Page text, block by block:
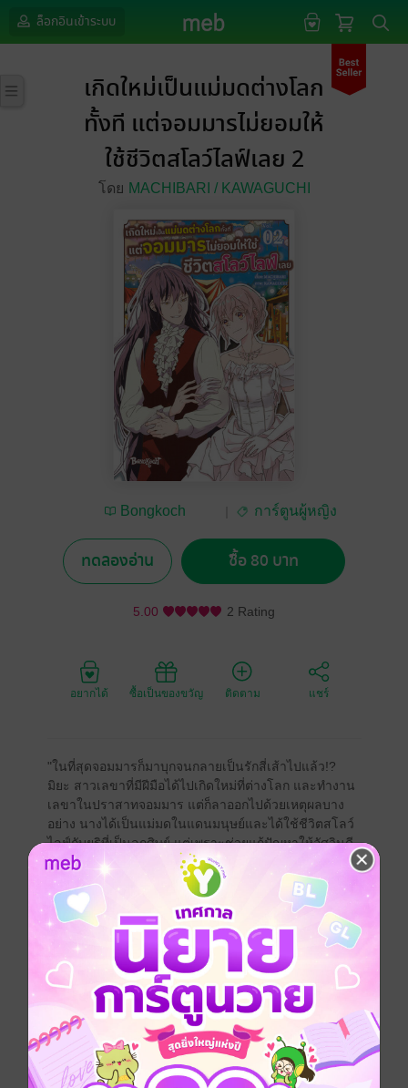
ล็อกอินเข้าระบบ
เกิดใหม่เป็นแม่มดต่างโลก
ทั้งที แต่จอมมารไม่ยอมให้
ใช้ชีวิตสโลว์ไลฟ์เลย 2
โดย MACHIBARI / KAWAGUCHI
Bongkoch
การ์ตูนผู้หญิง
ทดลองอ่าน ซื้อ 80 บาท
5.00 2 Rating
อยากได้ ซื้อเป็นของขวัญ ติดตาม แชร์
"ในที่สุดจอมมารก็มาบุกจนกลายเป็นรักสี่เส้าไปแล้ว!?
มิยะ สาวเลขาที่มีฝีมือได้ไปเกิดใหม่ที่ต่างโลก และทำงาน
เลขาในปราสาทจอมมาร แต่ก็ลาออกไปด้วยเหตุผลบาง
อย่าง นางได้เป็นแม่มดในแดนมนุษย์และได้ใช้ชีวิตสโลว์
ไลฟ์กับยูริที่เป็นลูกศิษย์ แต่เพราะช่วยแก้ปัญหาให้อัศวินดี
แลนที่สนใจในตัวมิเลียมจึงทำให้ถูกจอมมารพบตัวเข้า...?
เลิฟคอเมดี้ที่มีหนุ่มหล่อมะรุมมะตุ้มแม่มดเกิดใหม่ เล่ม 2!"
โรแมนติก ต่างโลก การ์ตูนผู้หญิง เกิดใหม่
แฟนตาซี
ซีรีส์
เกิดใหม่เป็นแม่มดต่างโลกทั้งที แต่จอมมารไม่ยอมให้ใช้ชี
วิตสโลว์ไลฟ์เลย
ประเภทไฟล์